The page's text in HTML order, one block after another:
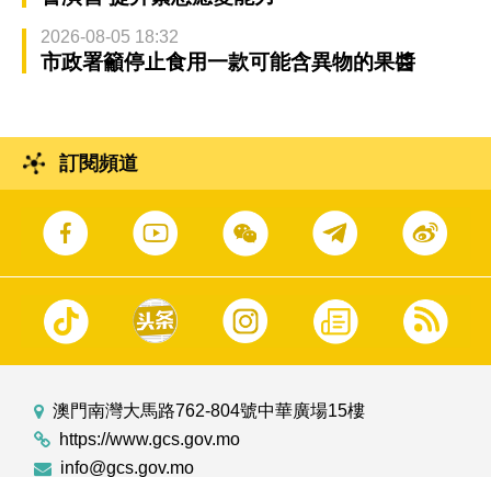
2026-08-05 18:32
市政署籲停止食用一款可能含異物的果醬
訂閱頻道
澳門南灣大馬路762-804號中華廣場15樓
https://www.gcs.gov.mo
info@gcs.gov.mo